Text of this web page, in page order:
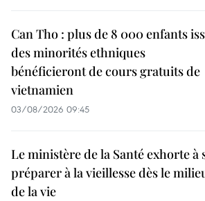
Can Tho : plus de 8 000 enfants
des minorités ethniques
bénéficieront de cours gratuits de
vietnamien
03/08/2026 09:45
Le ministère de la Santé exhorte à
préparer à la vieillesse dès le
de la vie